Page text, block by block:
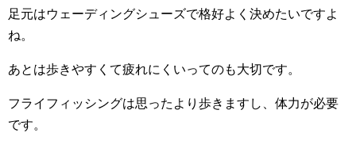
足元はウェーディングシューズで格好よく決めたいですよ
ね。
あとは歩きやすくて疲れにくいってのも大切です。
フライフィッシングは思ったより歩きますし、体力が必要
です。